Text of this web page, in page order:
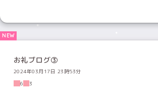
お礼ブログ③
2024年03月17日 23時53分
6
3